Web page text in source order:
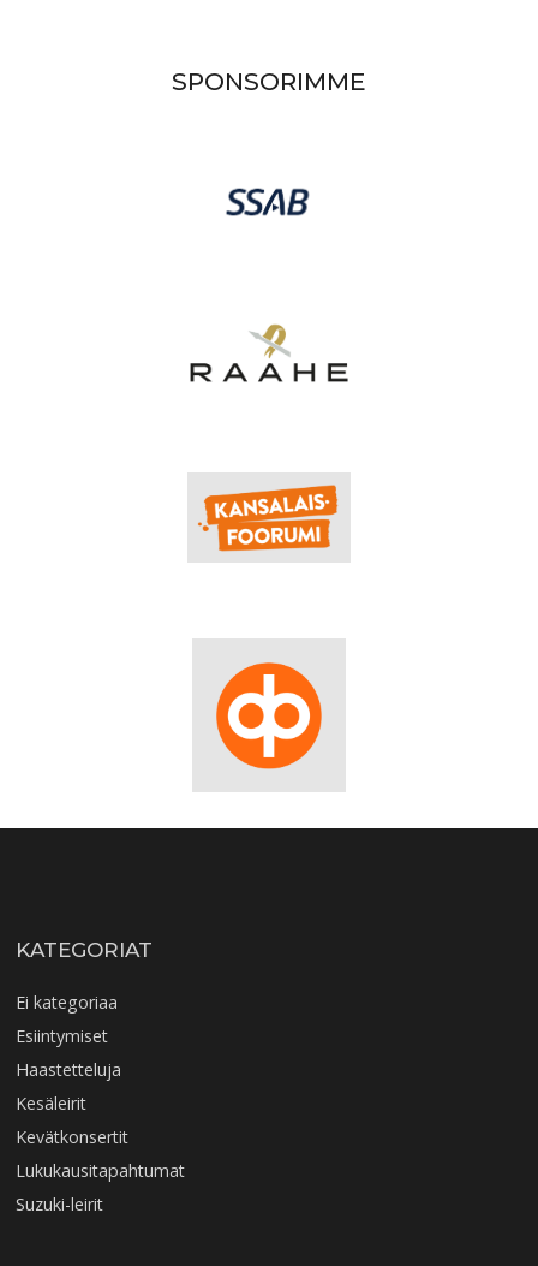
SPONSORIMME
KATEGORIAT
Ei kategoriaa
Esiintymiset
Haastetteluja
Kesäleirit
Kevätkonsertit
Lukukausitapahtumat
Suzuki-leirit